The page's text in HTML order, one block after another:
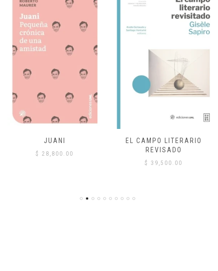
JUANI
$ 28,800.00
EL CAMPO LITERARIO
REVISADO
$ 39,500.00